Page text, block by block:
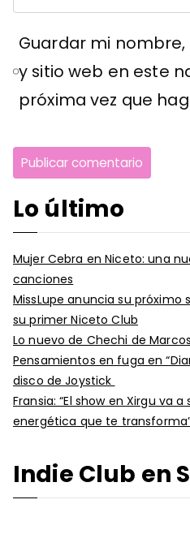
Guardar mi
y sitio web en este
próxima vez que
Lo último
Mujer Cebra en Niceto: una
canciones
MissLupe anuncia su próximo
su primer Niceto Club
Lo nuevo de Chechi de
Pensamientos en fuga en
disco de Joystick
Fransia: “El show en Xirgu va
energética que te
Indie Club en